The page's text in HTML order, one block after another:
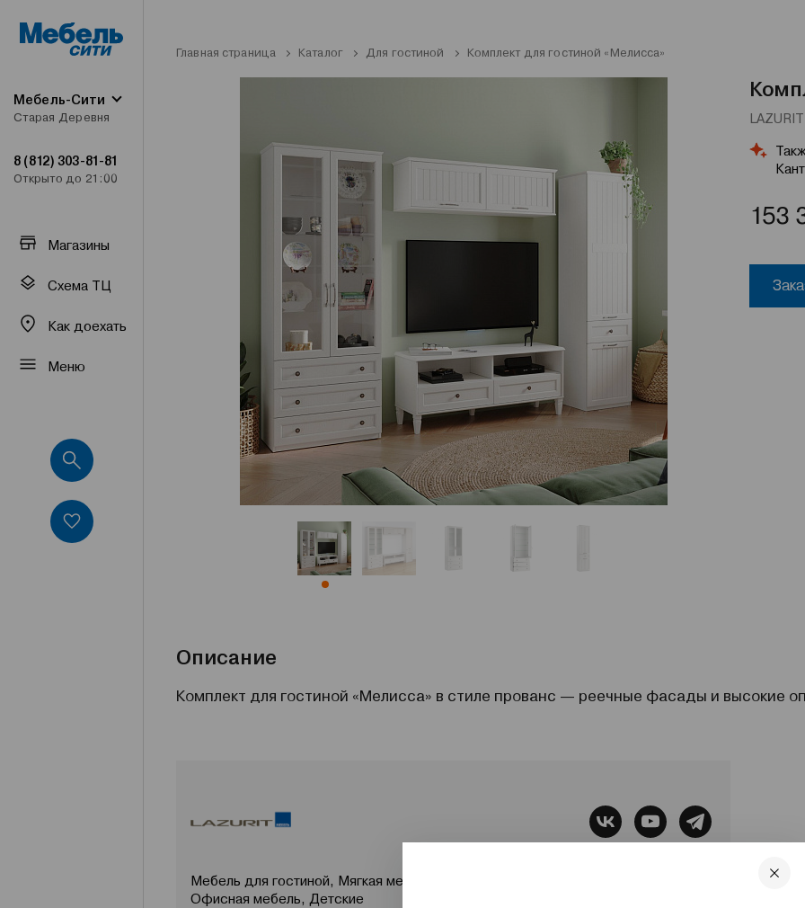
Мебель-Сити
Старая Деревня
8 (812) 303-81-81
Открыто до 21:00
Магазины
Схема ТЦ
Как доехать
Меню
Главная страница Каталог Для гостиной Комплект для гостиной «Мелисса»
153
Описание
Комплект для гостиной «Мелисса» в стиле прованс — реечные фасады и высокие
Мебель для гостиной, Мягкая мебель, Все для сна, Системы хранения,
Офисная мебель, Детские